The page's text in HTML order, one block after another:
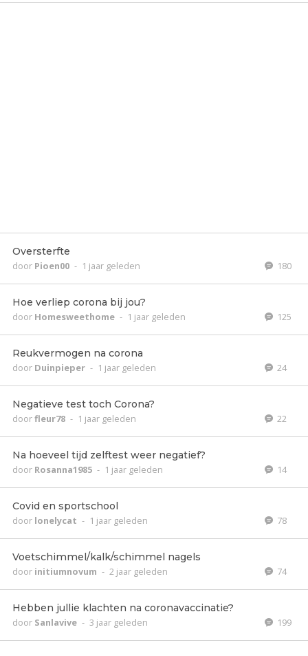
Oversterfte
door Pioen00 - 1 jaar geleden 180
Hoe verliep corona bij jou?
door Homesweethome - 1 jaar geleden 125
Reukvermogen na corona
door Duinpieper - 1 jaar geleden 24
Negatieve test toch Corona?
doorfleur78 - 1 jaar geleden 22
Na hoeveel tijd zelftest weer negatief?
door Rosanna1985 - 1 jaar geleden 14
Covid en sportschool
door lonelycat - 1 jaar geleden 78
Voetschimmel/kalk/schimmel nagels
door initiumnovum - 2 jaar geleden 74
Hebben jullie klachten na coronavaccinatie?
door Sanlavive - 3 jaar geleden 199